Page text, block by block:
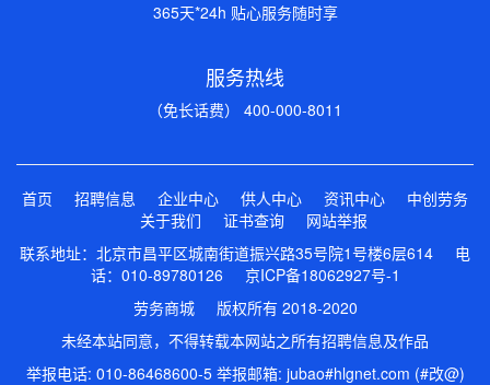
365天*24h 贴心服务随时享
服务热线
（免长话费） 400-000-8011
首页 招聘信息 企业中心 供人中心 资讯中心
中创劳务
关于我们
证书查询
网站举报
联系地址：北京市昌平区城南街道振兴路35号院1号楼6层614 电
话：010-89780126 京ICP备18062927号-1
劳务商城 版权所有 2018-2020
未经本站同意，不得转载本网站之所有招聘信息及作品
举报电话: 010-86468600-5 举报邮箱: jubao#hlgnet.com (#改@)